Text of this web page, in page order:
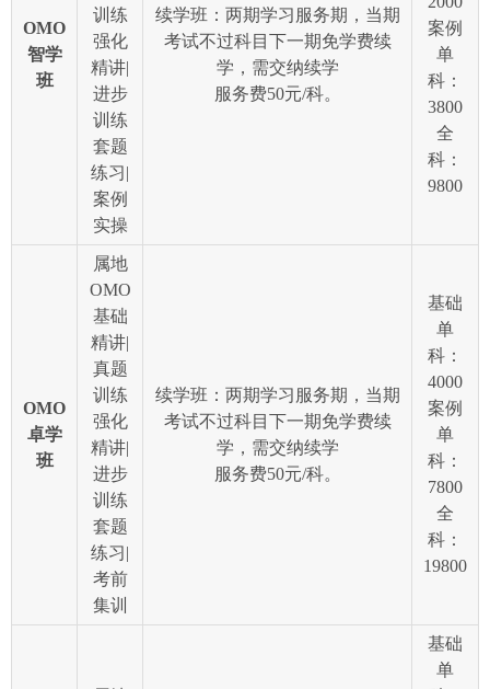
OMO
智学
班
训练
强化
精讲|
进步
训练
套题
练习|
案例
实操
续学班：两期学习服务期，当期
考试不过科目下一期免学费续
学，需交纳续学
服务费50元/科。
案例
单
科：
3800
全
科：
9800
OMO
卓学
班
属地
OMO
基础
精讲|
真题
训练
强化
精讲|
进步
训练
套题
练习|
考前
集训
续学班：两期学习服务期，当期
考试不过科目下一期免学费续
学，需交纳续学
服务费50元/科。
基础
单
科：
4000
案例
单
科：
7800
全
科：
19800
基础
单